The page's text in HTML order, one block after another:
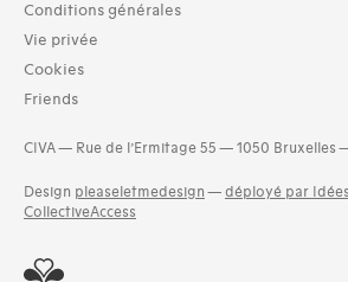
Bosniaque (1)
Catalan (8)
Danois (9)
Finnois (8)
Hongrois (4)
Malte (1)
and 9 more
Dates
Conditions générales
Vie privée
Cookies
Friends
CIVA — Rue de l’Ermitage 55 — 1050 Bruxelles
Design pleaseletmedesign — déployé par
CollectiveAccess